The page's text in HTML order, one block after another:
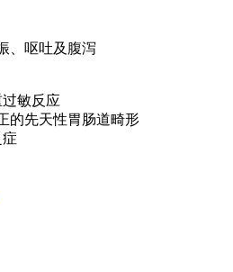
、呕吐及腹泻
敏反应
的先天性胃肠道畸形